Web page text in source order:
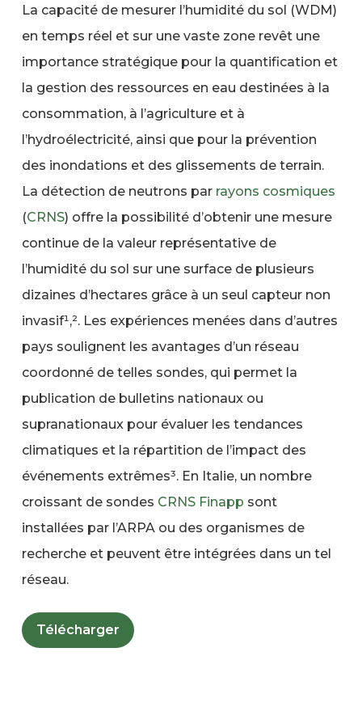
La capacité de mesurer l’humidité du sol (WDM)
en temps réel et sur une vaste zone revêt une
importance stratégique pour la quantification et
la gestion des ressources en eau destinées à la
consommation, à l’agriculture et à
l’hydroélectricité, ainsi que pour la prévention
des inondations et des glissements de terrain.
La détection de neutrons par rayons cosmiques
(CRNS) offre la possibilité d’obtenir une mesure
continue de la valeur représentative de
l’humidité du sol sur une surface de plusieurs
dizaines d’hectares grâce à un seul capteur non
invasif¹,². Les expériences menées dans d’autres
pays soulignent les avantages d’un réseau
coordonné de telles sondes, qui permet la
publication de bulletins nationaux ou
supranationaux pour évaluer les tendances
climatiques et la répartition de l’impact des
événements extrêmes³. En Italie, un nombre
croissant de sondes CRNS Finapp sont
installées par l’ARPA ou des organismes de
recherche et peuvent être intégrées dans un tel
réseau.
Télécharger